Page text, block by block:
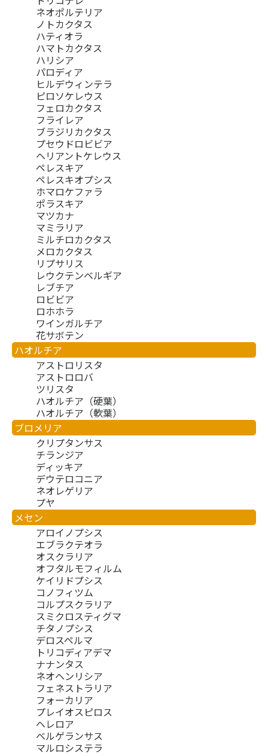
ネオポルテリア
ノトカクタス
ハティオラ
ハマトカクタス
ハリシア
パロディア
ヒルデウィンテラ
ピロソケレウス
フェロカクタス
フライレア
ブラジリカクタス
プセウドロビビア
ヘリアントケレウス
ペレスキア
ペレスキオプシス
ホマロケファラ
ポラスキア
マツカナ
マミラリア
ミルチロカクタス
メロカクタス
リプサリス
レウクテンベルギア
レブチア
ロビビア
ロホホラ
ワインガルチア
花サボテン
ハオルチア
アストロリスタ
アストロロバ
ツリスタ
ハオルチア（硬葉）
ハオルチア（軟葉）
ブロメリア
クリプタンサス
チランジア
ディッキア
デウテロコニア
ネオレゲリア
プヤ
メセン
アロイノプシス
エブラクテオラ
オスクラリア
オフタルモフィルム
ケイリドプシス
コノフィツム
コルプスクラリア
スミクロスティグマ
チタノプシス
デロスペルマ
トリコディアデマ
ナナンタス
ネオヘンリシア
フェネストラリア
フォーカリア
プレイオスピロス
ヘレロア
ベルゲランサス
マルロシステラ